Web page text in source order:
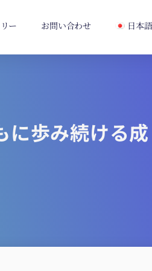
ー お問い合わせ 日本語
に歩み続ける成